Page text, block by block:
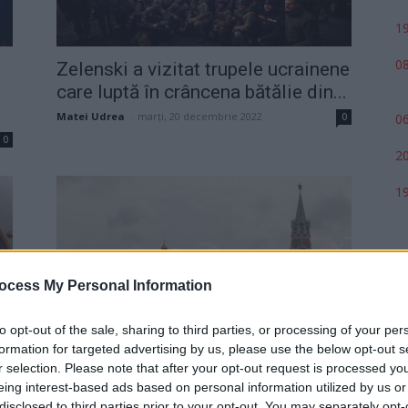
My Personal Information
opt-out of the sale, sharing to third parties, or processing of your
for targeted advertising by us, please use the below opt-out
selection. Please note that after your opt-out request is processed
interest-based ads based on personal information utilized by us
0
Zelenski a vizitat trupele ucrainene
care luptă în crâncena bătălie din...
Matei Udrea marți, 20 decembrie 2022 0
0
Principalul buncăr al lui Putin se
află la 200-300 de metri...
Cristian Hubali - sâmbătă, 26 noiembrie 2022 1